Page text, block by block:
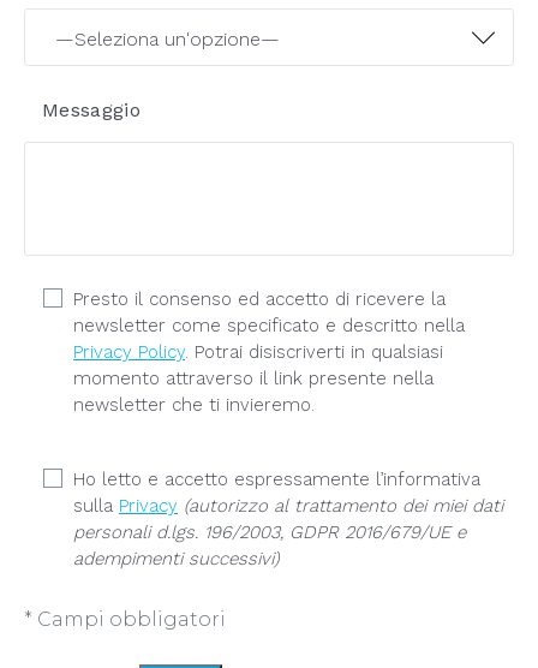
Messaggio
Presto il consenso ed accetto di ricevere la
newsletter come specificato e descritto nella
Privacy Policy. Potrai disiscriverti in qualsiasi
momento attraverso il link presente nella
newsletter che ti invieremo.
Ho letto e accetto espressamente l’informativa
sulla Privacy (autorizzo al trattamento dei miei dati
personali d.lgs. 196/2003, GDPR 2016/679/UE e
adempimenti successivi)
* Campi obbligatori